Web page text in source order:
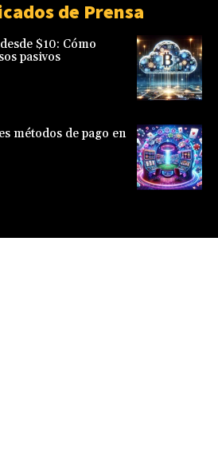
de Prensa
$10: Cómo
pasivos
métodos de pago en